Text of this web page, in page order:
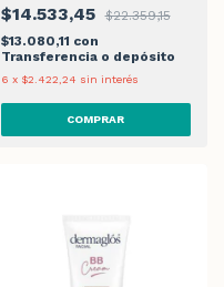
$14.533,45
$22.359,15
$13.080,11 con
Transferencia o depósito
6 x $2.422,24 sin interés